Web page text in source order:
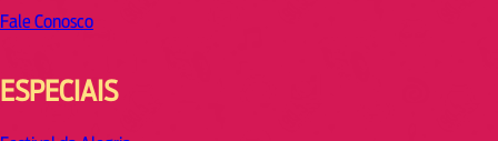
Fale Conosco
ESPECIAIS